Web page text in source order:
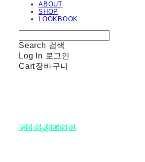
ABOUT
SHOP
LOOKBOOK
Search 검색
Log In 로그인
Cart장바구니
minjiena